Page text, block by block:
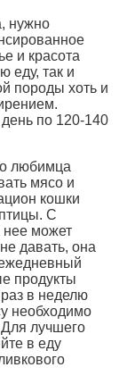
нужно
и красота
еду, так и
породы хоть и
по 120-140
любимца
мясо и
кошки
С
нее может
давать, она
продукты
в неделю
необходимо
лучшего
в еду